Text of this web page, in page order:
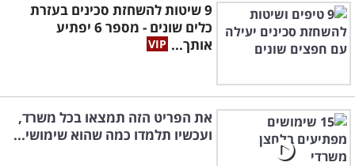
9 שיטות להשחזת סכינים בעזרת
כלים שונים - מספר 6 יפתיע
אותך...
את הפריט הזה תמצאו בכל משרד,
ועכשיו תלמדו כמה שהוא שימושי...